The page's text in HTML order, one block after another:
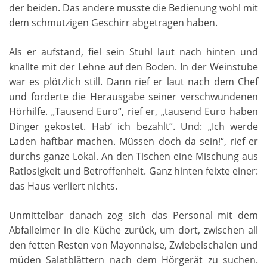
der beiden. Das andere musste die Bedienung wohl mit
dem schmutzigen Geschirr abgetragen haben.
Als er aufstand, fiel sein Stuhl laut nach hinten und
knallte mit der Lehne auf den Boden. In der Weinstube
war es plötzlich still. Dann rief er laut nach dem Chef
und forderte die Herausgabe seiner verschwundenen
Hörhilfe. „Tausend Euro“, rief er, „tausend Euro haben
Dinger gekostet. Hab‘ ich bezahlt“. Und: „Ich werde
Laden haftbar machen. Müssen doch da sein!“, rief er
durchs ganze Lokal. An den Tischen eine Mischung aus
Ratlosigkeit und Betroffenheit. Ganz hinten feixte einer:
das Haus verliert nichts.
Unmittelbar danach zog sich das Personal mit dem
Abfalleimer in die Küche zurück, um dort, zwischen all
den fetten Resten von Mayonnaise, Zwiebelschalen und
müden Salatblättern nach dem Hörgerät zu suchen.